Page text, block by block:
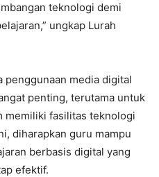
teknologi demi
ungkap Lurah
penggunaan media digital
penting, terutama untuk
memiliki fasilitas teknologi
diharapkan guru mampu
berbasis digital yang
efektif.